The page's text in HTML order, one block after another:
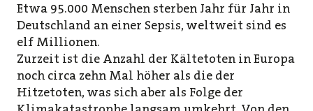
Etwa 95.000 Menschen sterben Jahr für Jahr in
Deutschland an einer Sepsis, weltweit sind es
elf Millionen.
Zurzeit ist die Anzahl der Kältetoten in Europa
noch circa zehn Mal höher als die der
Hitzetoten, was sich aber als Folge der